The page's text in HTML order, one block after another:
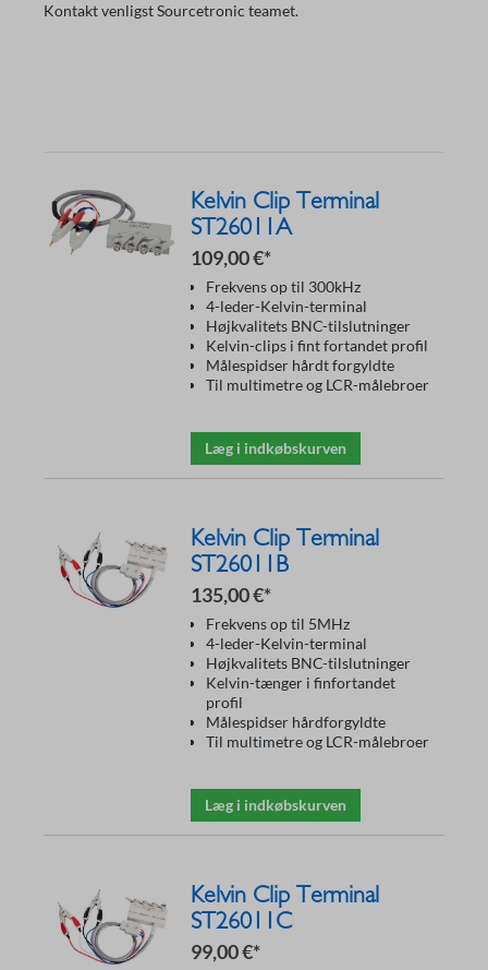
Kontakt venligst Sourcetronic teamet.
Kelvin Clip Terminal
ST26011A
109,00 €*
Frekvens op til 300kHz
4-leder-Kelvin-terminal
Højkvalitets BNC-tilslutninger
Kelvin-clips i fint fortandet profil
Målespidser hårdt forgyldte
Til multimetre og LCR-målebroer
Læg i indkøbskurven
Kelvin Clip Terminal
ST26011B
135,00 €*
Frekvens op til 5MHz
4-leder-Kelvin-terminal
Højkvalitets BNC-tilslutninger
Kelvin-tænger i finfortandet
profil
Målespidser hårdforgyldte
Til multimetre og LCR-målebroer
Læg i indkøbskurven
Kelvin Clip Terminal
ST26011C
99,00 €*